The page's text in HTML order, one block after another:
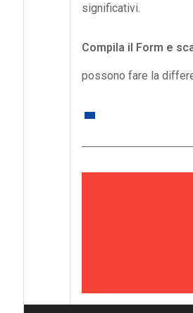
significativi.
Compila il Form e
possono fare la